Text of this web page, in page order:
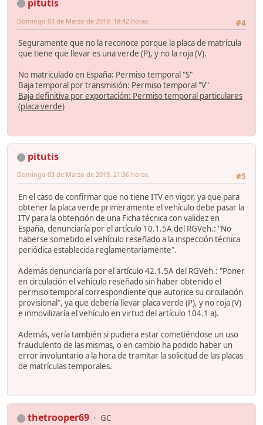
pitutis
#4
Domingo 03 de Marzo de 2019. 18:42 horas.
Seguramente que no la reconoce porque la placa de matrícula
que tiene que llevar es una verde (P), y no la roja (V).
No matriculado en España: Permiso temporal "S"
Baja temporal por transmisión: Permiso temporal "V"
Baja definitiva por exportación: Permiso temporal particulares
(placa verde)
pitutis
#5
Domingo 03 de Marzo de 2019. 21:36 horas.
En el caso de confirmar que no tiene ITV en vigor, ya que para
obtener la placa verde primeramente el vehículo debe pasar la
ITV para la obtención de una Ficha técnica con validez en
España, denunciaría por el artículo 10.1.5A del RGVeh.: "No
haberse sometido el vehículo reseñado a la inspección técnica
periódica establecida reglamentariamente".
Además denunciaría por el artículo 42.1.5A del RGVeh.: "Poner
en circulación el vehículo reseñado sin haber obtenido el
permiso temporal correspondiente que autorice su circulación
provisional", ya que debería llevar placa verde (P), y no roja (V)
e inmovilizaría el vehículo en virtud del artículo 104.1 a).
Además, vería también si pudiera estar cometiéndose un uso
fraudulento de las mismas, o en cambio ha podido haber un
error involuntario a la hora de tramitar la solicitud de las placas
de matrículas temporales.
thetrooper69
GC